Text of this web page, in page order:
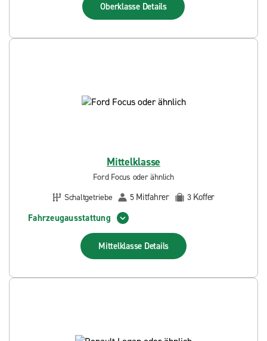
Oberklasse Details
Mittelklasse
Ford Focus oder ähnlich
Schaltgetriebe
5 Mitfahrer 3 Koffer
Fahrzeugausstattung
Mittelklasse Details